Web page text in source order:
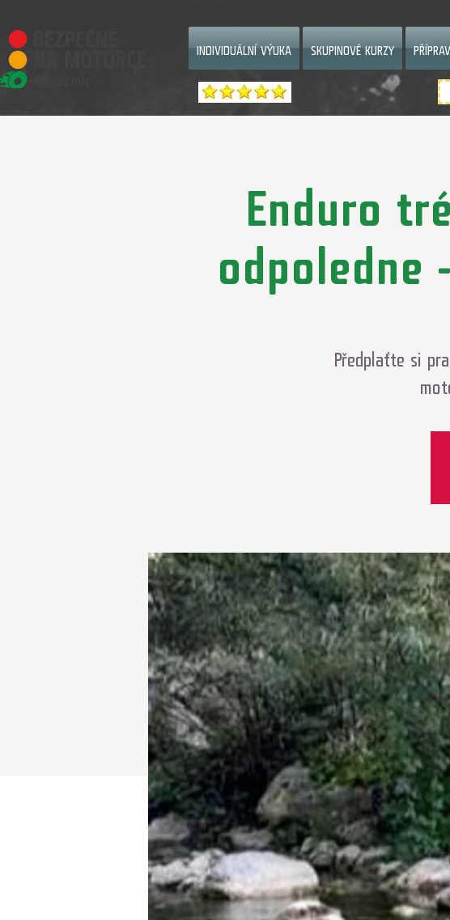
INDIVIDUÁLNÍ VÝUKA SKUPINOVÉ KURZY
Enduro
odpoledne
Předplaťte si